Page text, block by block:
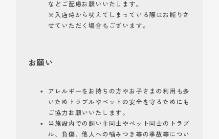
などご配慮お願いいたします。
※入店時から吠えてしまっている際はお断りさ
せていただく場合もございます。
お願い
アレルギーをお持ちの方やお子さまの利用も多
いためトラブルやペットの安全を守るためにも
ご協力お願いいたします。
当施設内での飼い主同士やペット同士のトラブ
ル、負傷、他人への噛みつき等の事故等につい